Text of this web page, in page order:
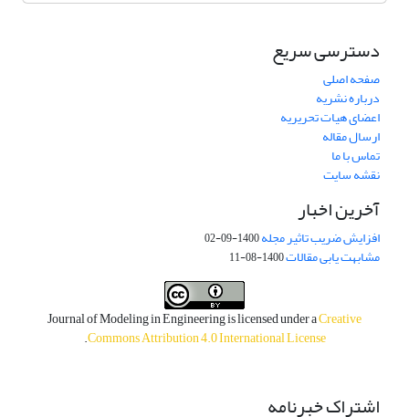
دسترسی سریع
صفحه اصلی
درباره نشریه
اعضای هیات تحریریه
ارسال مقاله
تماس با ما
نقشه سایت
آخرین اخبار
افزایش ضریب تاثیر مجله1400-09-02
مشابهت یابی مقالات1400-08-11
Journal of Modeling in Engineering is licensed under aCreative
Commons Attribution 4.0 International License
.
اشتراک خبرنامه